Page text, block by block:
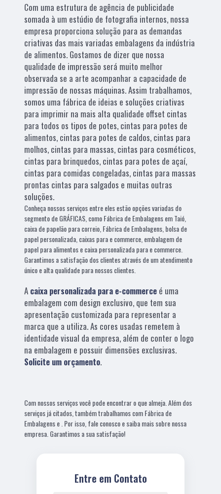
Com uma estrutura de agência de publicidade
somada à um estúdio de fotografia internos, nossa
empresa proporciona solução para as demandas
criativas das mais variadas embalagens da indústria
de alimentos. Gostamos de dizer que nossa
qualidade de impressão será muito melhor
observada se a arte acompanhar a capacidade de
impressão de nossas máquinas. Assim trabalhamos,
somos uma fábrica de ideias e soluções criativas
para imprimir na mais alta qualidade offset cintas
para todos os tipos de potes, cintas para potes de
alimentos, cintas para potes de caldos, cintas para
molhos, cintas para massas, cintas para cosméticos,
cintas para brinquedos, cintas para potes de açaí,
cintas para comidas congeladas, cintas para massas
prontas cintas para salgados e muitas outras
soluções.
Conheça nossos serviços entre eles estão opções variadas do
segmento de GRÁFICAS, como Fábrica de Embalagens em Taió,
caixa de papelão para correio, Fábrica de Embalagens, bolsa de
papel personalizada, caixas para e commerce, embalagem de
papel para alimentos e caixa personalizada para e commerce.
Garantimos a satisfação dos clientes através de um atendimento
único e alta qualidade para nossos clientes.
A caixa personalizada para e-commerce é uma
embalagem com design exclusivo, que tem sua
apresentação customizada para representar a
marca que a utiliza. As cores usadas remetem à
identidade visual da empresa, além de conter o logo
na embalagem e possuir dimensões exclusivas.
Solicite um orçamento.
Com nossos serviços você pode encontrar o que almeja. Além dos
serviços já citados, também trabalhamos com Fábrica de
Embalagens e . Por isso, fale conosco e saiba mais sobre nossa
empresa. Garantimos a sua satisfação!
Entre em Contato